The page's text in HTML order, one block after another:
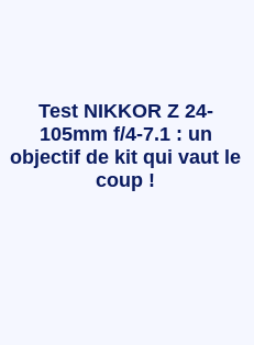
Test NIKKOR Z 24-
105mm f/4-7.1 : un
objectif de kit qui vaut le
coup !